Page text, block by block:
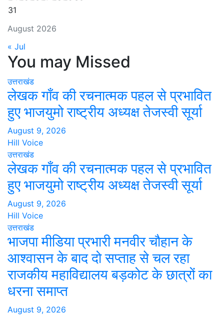
August 2026
31
« Jul
You may Missed
उत्तराखंड
लेखक गाँव की रचनात्मक पहल से प्रभावित
हुए भाजयुमो राष्ट्रीय अध्यक्ष तेजस्वी सूर्या
August 9, 2026
Hill Voice
उत्तराखंड
लेखक गाँव की रचनात्मक पहल से प्रभावित
हुए भाजयुमो राष्ट्रीय अध्यक्ष तेजस्वी सूर्या
August 9, 2026
Hill Voice
उत्तराखंड
भाजपा मीडिया प्रभारी मनवीर चौहान के
आश्वासन के बाद दो सप्ताह से चल रहा
राजकीय महाविद्यालय बड़कोट के छात्रों का
धरना समाप्त
August 9, 2026